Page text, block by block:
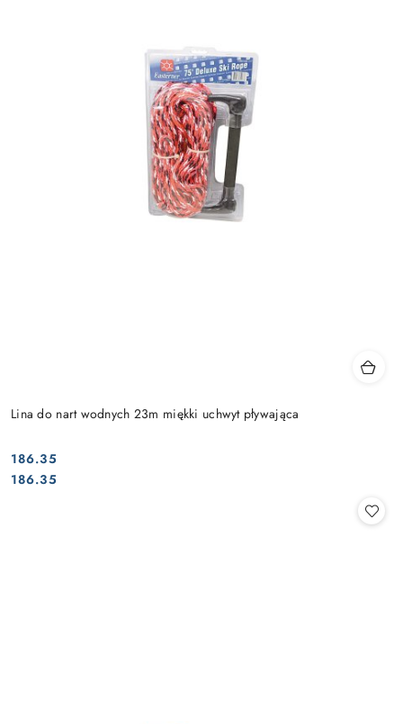
Lina do nart wodnych 23m miękki uchwyt pływająca
Cena:
186.35
Cena:
186.35